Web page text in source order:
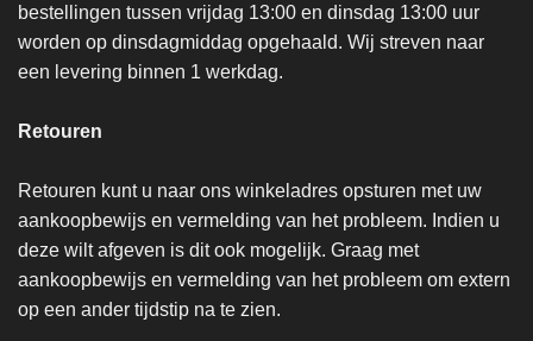
bestellingen tussen vrijdag 13:00 en dinsdag 13:00 uur
worden op dinsdagmiddag opgehaald. Wij streven naar
een levering binnen 1 werkdag.
Retouren
Retouren kunt u naar ons winkeladres opsturen met uw
aankoopbewijs en vermelding van het probleem. Indien u
deze wilt afgeven is dit ook mogelijk. Graag met
aankoopbewijs en vermelding van het probleem om extern
op een ander tijdstip na te zien.